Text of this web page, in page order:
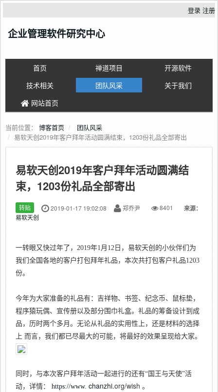
登录 注册
企业管理软件研究中心
首页 禅道项目
开源软件
技术相关
团队风采
关于我们
网站首页
当前位置： 博客首页
团队风采
易软天创2019年客户拜年活动圆满结束，1203份礼品全部寄出
易软天创2019年客户拜年活动圆满结
束，1203份礼品全部寄出
转贴 2019-01-17 19:02:08 郑乔尹 8401 来源：
易软天创
一转眼又快过年了，2019年1月12日，易软天创的小伙伴们为
我们全国各地的客户打包拜年礼品，本次共打包客户礼品1203
份。
今年为大家准备的礼品有：吉祥物、书签、纪念币、鼠标垫，
程序猿玩偶、宣传册以及部分围巾礼盒。礼品的筹备设计到成
品，历时两个多月。无论从礼品的实用性上，还是材料的选择
上 而言，我们都已尽最大的可能，将最好的效果呈现给大家。
同时，与本次客户拜年活动一起进行的还有“国王与天使”活
动，详情：
https://www. chanzhi.org/wish 。